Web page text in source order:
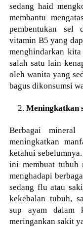
sedang haid
membantu
pembentukan sel
vitamin B5 yang
menghindarkan
salah satu lain
oleh wanita yang
bagus dikonsumsi
Meningkatkan
Berbagai mineral
meningkatkan
ketahui
ini membuat tubuh
menghadapi
sedang flu atau
kekebalan tubuh,
sup ayam dalam
meringankan sakit